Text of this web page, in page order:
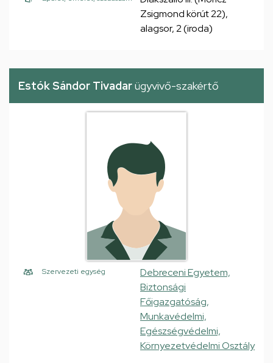
Zsigmond körút 22),
alagsor, 2 (iroda)
Estók Sándor Tivadarügyvivő-szakértő
Szervezeti egység
Debreceni Egyetem,
Biztonsági
Főigazgatóság,
Munkavédelmi,
Egészségvédelmi,
Környezetvédelmi Osztály